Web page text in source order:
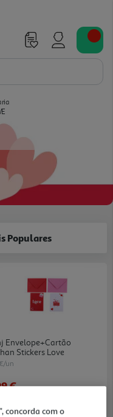
Populares
Envelope+cartão
Stickers Love
un
€
concorda com o